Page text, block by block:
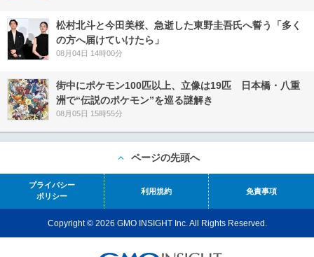
松村北斗と今田美桜、急逝した東野圭吾氏へ誓う「多く
の方へ届けていけたら」
08月04日 14時00分
街中にポケモン100匹以上、立像は19匹 日本橋・八重
洲で“伝説のポケモン”を巡る謎解き
08月05日 15時55分
ページの先頭へ
プライバシー
ポリシー
利用規約 免責事項
Copyright © 2026 GMO INSIGHT Inc. All Rights Reserved.